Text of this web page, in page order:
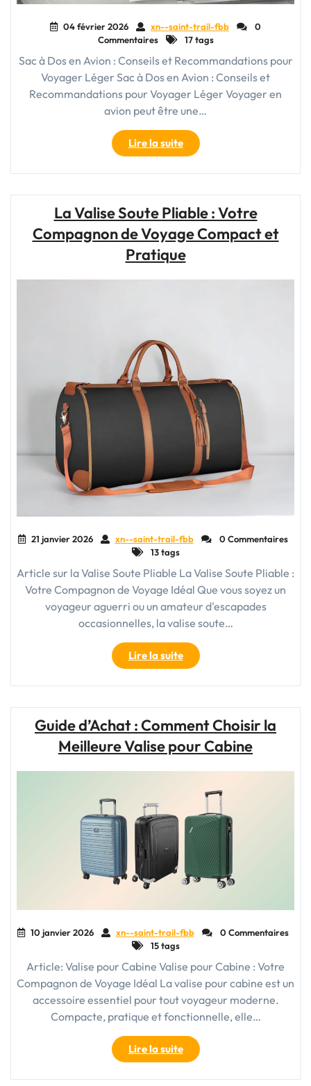
04 février 2026 xn--saint-trail-fbb
0
Commentaires
17 tags
Sac à Dos en Avion : Conseils et Recommandations pour
Voyager Léger Sac à Dos en Avion : Conseils et
Recommandations pour Voyager Léger Voyager en
avion peut être une…
Lire la suite"Conseils
pour
un
:
Bien
Préparer
son
Sac
La Valise Soute Pliable : Votre
Compagnon de Voyage Compact et
Pratique
21 janvier 2026 xn--saint-trail-fbb
0 Commentaires
13 tags
Article sur la Valise Soute Pliable La Valise Soute Pliable :
Votre Compagnon de Voyage Idéal Que vous soyez un
voyageur aguerri ou un amateur d'escapades
occasionnelles, la valise soute…
Lire la suite"La
Valise
Soute
Votre
Compagnon
Compact
Pratique"
Guide d’Achat : Comment Choisir la
Meilleure Valise pour Cabine
10 janvier 2026 xn--saint-trail-fbb
0 Commentaires
15 tags
Article: Valise pour Cabine Valise pour Cabine : Votre
Compagnon de Voyage Idéal La valise pour cabine est un
accessoire essentiel pour tout voyageur moderne.
Compacte, pratique et fonctionnelle, elle…
Lire la suite"Guide
d’Achat
: